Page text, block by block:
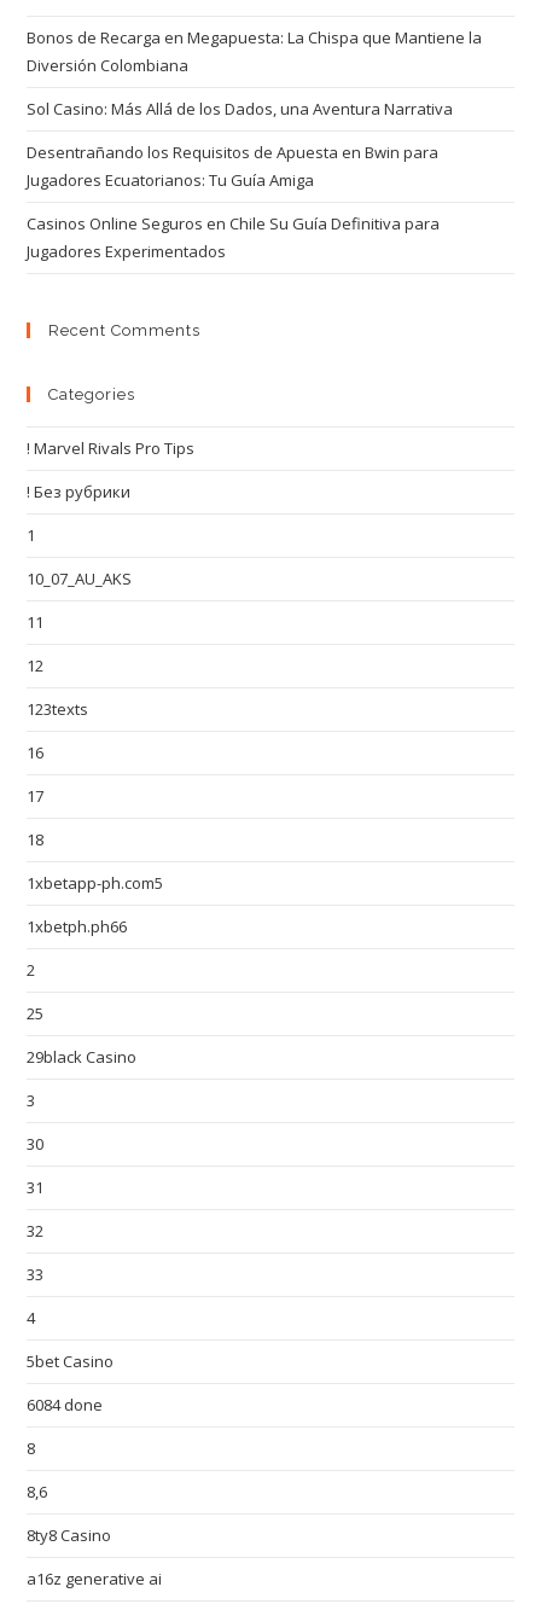
Bonos de Recarga en Megapuesta: La Chispa que Mantiene la
Diversión Colombiana
Sol Casino: Más Allá de los Dados, una Aventura Narrativa
Desentrañando los Requisitos de Apuesta en Bwin para
Jugadores Ecuatorianos: Tu Guía Amiga
Casinos Online Seguros en Chile Su Guía Definitiva para
Jugadores Experimentados
Recent Comments
Categories
! Marvel Rivals Pro Tips
! Без рубрики
1
10_07_AU_AKS
11
12
123texts
16
17
18
1xbetapp-ph.com5
1xbetph.ph66
2
25
29black Casino
3
30
31
32
33
4
5bet Casino
6084 done
8
8,6
8ty8 Casino
a16z generative ai